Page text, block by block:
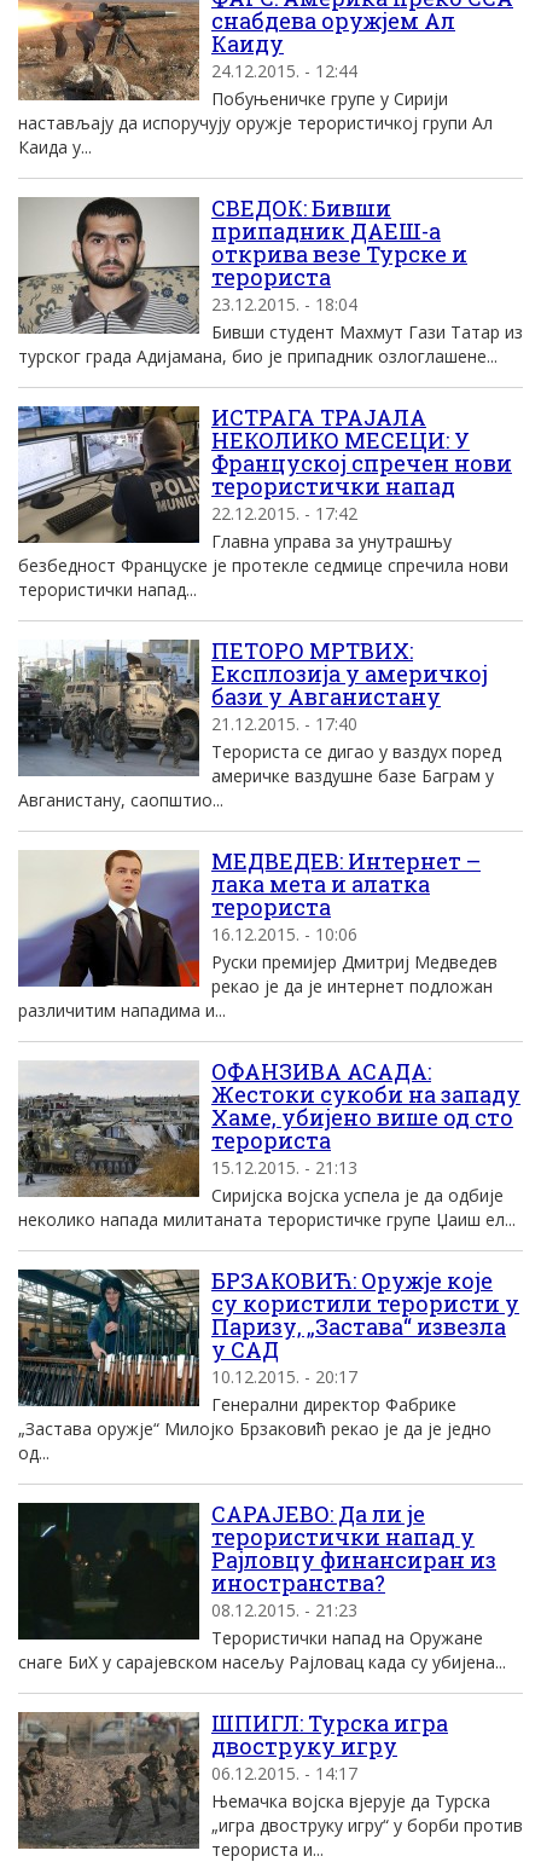
снабдева оружјем Ал
Каиду
24.12.2015. - 12:44
Побуњеничке групе у Сирији
настављају да испоручују оружје терористичкој групи Ал
Каида у...
СВЕДОК: Бивши
припадник ДАЕШ-а
открива везе Турске и
терориста
23.12.2015. - 18:04
Бивши студент Махмут Гази Татар из
турског града Адијамана, био је припадник озлоглашене...
ИСТРАГА ТРАЈАЛА
НЕКОЛИКО МЕСЕЦИ: У
Француској спречен нови
терористички напад
22.12.2015. - 17:42
Главна управа за унутрашњу
безбедност Француске је протекле седмице спречила нови
терористички напад...
ПЕТОРО МРТВИХ:
Експлозија у америчкој
бази у Авганистану
21.12.2015. - 17:40
Терориста се дигао у ваздух поред
америчке ваздушне базе Баграм у
Авганистану, саопштио...
МЕДВЕДЕВ: Интернет –
лака мета и алатка
терориста
16.12.2015. - 10:06
Руски премијер Дмитриј Медведев
рекао је да је интернет подложан
различитим нападима и...
ОФАНЗИВА АСАДА:
Жестоки сукоби на западу
Хаме, убијено више од сто
терориста
15.12.2015. - 21:13
Сиријска војска успела је да одбије
неколико напада милитаната терористичке групе Џаиш ел...
БРЗАКОВИЋ: Оружје које
су користили терористи у
Паризу, „Застава“ извезла
у САД
10.12.2015. - 20:17
Генерални директор Фабрике
„Застава оружје“ Милојко Брзаковић рекао је да је једно
од...
САРАЈЕВО: Да ли је
терористички напад у
Рајловцу финансиран из
иностранства?
08.12.2015. - 21:23
Терористички напад на Оружане
снаге БиХ у сарајевском насељу Рајловац када су убијена...
ШПИГЛ: Турска игра
двоструку игру
06.12.2015. - 14:17
Њемачка војска вјерује да Турска
„игра двоструку игру“ у борби против
терориста и...